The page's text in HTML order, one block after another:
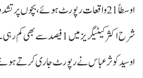
اوسطاً 21 واقعات رپورٹ ہوئے، بچوں
شرح اکثر کیٹیگریز میں 1